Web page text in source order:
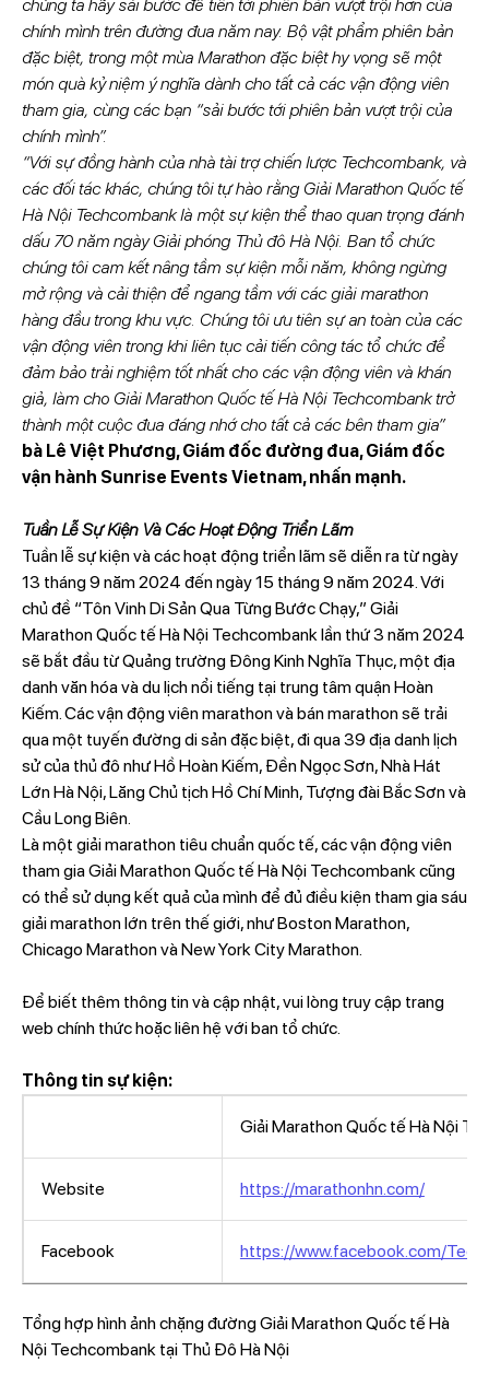
chúng ta hãy sải bước để tiến tới phiên bản vượt trội hơn của
chính mình trên đường đua năm nay. Bộ vật phẩm phiên bản
đặc biệt, trong một mùa Marathon đặc biệt hy vọng sẽ một
món quà kỷ niệm ý nghĩa dành cho tất cả các vận động viên
tham gia, cùng các bạn “sải bước tới phiên bản vượt trội của
chính mình”.
“Với sự đồng hành của nhà tài trợ chiến lược Techcombank, và
các đối tác khác, chúng tôi tự hào rằng Giải Marathon Quốc tế
Hà Nội Techcombank là một sự kiện thể thao quan trọng đánh
dấu 70 năm ngày Giải phóng Thủ đô Hà Nội. Ban tổ chức
chúng tôi cam kết nâng tầm sự kiện mỗi năm, không ngừng
mở rộng và cải thiện để ngang tầm với các giải marathon
hàng đầu trong khu vực. Chúng tôi ưu tiên sự an toàn của các
vận động viên trong khi liên tục cải tiến công tác tổ chức để
đảm bảo trải nghiệm tốt nhất cho các vận động viên và khán
giả, làm cho Giải Marathon Quốc tế Hà Nội Techcombank trở
thành một cuộc đua đáng nhớ cho tất cả các bên tham gia”
bà Lê Việt Phương, Giám đốc đường đua, Giám đốc
vận hành Sunrise Events Vietnam, nhấn mạnh.
Tuần Lễ Sự Kiện Và Các Hoạt Động Triển Lãm
Tuần lễ sự kiện và các hoạt động triển lãm sẽ diễn ra từ ngày
13 tháng 9 năm 2024 đến ngày 15 tháng 9 năm 2024. Với
chủ đề “Tôn Vinh Di Sản Qua Từng Bước Chạy,” Giải
Marathon Quốc tế Hà Nội Techcombank lần thứ 3 năm 2024
sẽ bắt đầu từ Quảng trường Đông Kinh Nghĩa Thục, một địa
danh văn hóa và du lịch nổi tiếng tại trung tâm quận Hoàn
Kiếm. Các vận động viên marathon và bán marathon sẽ trải
qua một tuyến đường di sản đặc biệt, đi qua 39 địa danh lịch
sử của thủ đô như Hồ Hoàn Kiếm, Đền Ngọc Sơn, Nhà Hát
Lớn Hà Nội, Lăng Chủ tịch Hồ Chí Minh, Tượng đài Bắc Sơn và
Cầu Long Biên.
Là một giải marathon tiêu chuẩn quốc tế, các vận động viên
tham gia Giải Marathon Quốc tế Hà Nội Techcombank cũng
có thể sử dụng kết quả của mình để đủ điều kiện tham gia sáu
giải marathon lớn trên thế giới, như Boston Marathon,
Chicago Marathon và New York City Marathon.
Để biết thêm thông tin và cập nhật, vui lòng truy cập trang
web chính thức hoặc liên hệ với ban tổ chức.
Thông tin sự kiện:
Giải Marathon Quốc tế Hà Nội
Website https://marathonhn.com/
Facebook https://www.facebook.com/
Tổng hợp hình ảnh chặng đường Giải Marathon Quốc tế Hà
Nội Techcombank tại Thủ Đô Hà Nội